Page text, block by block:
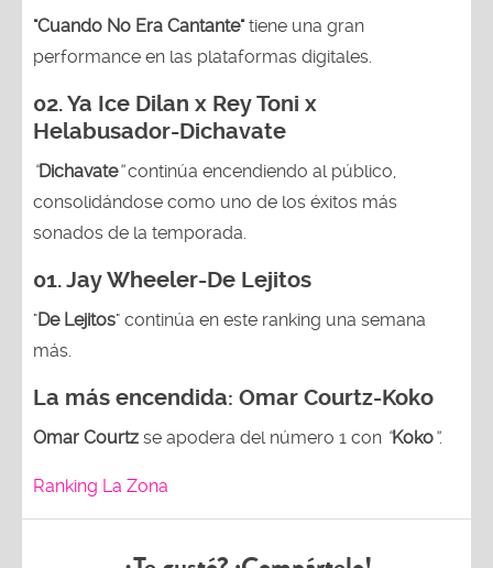
"Cuando No Era Cantante"tiene una gran
performance en las plataformas digitales.
02.Ya Ice Dilan x Rey Toni x
Helabusador-Dichavate
“Dichavate”continúa encendiendo al público,
consolidándose como uno de los éxitos más
sonados de la temporada.
01.Jay Wheeler-De Lejitos
"De Lejitos" continúa en este ranking una semana
más.
La más encendida: Omar Courtz-Koko
Omar Courtz se apodera del número 1 con “Koko”.
Ranking La Zona